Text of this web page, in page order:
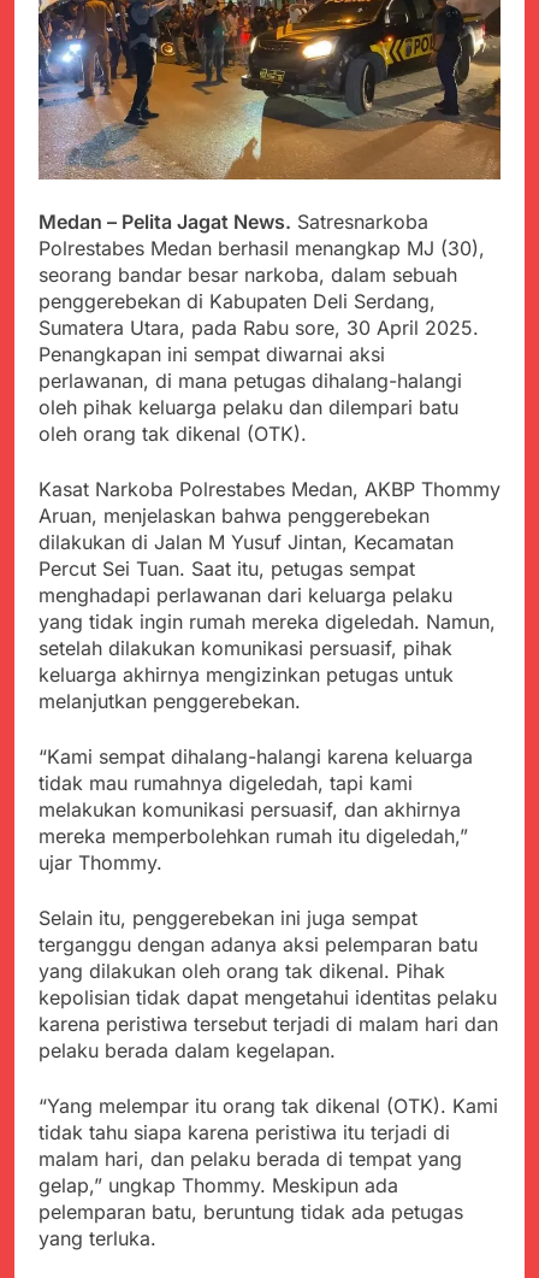
ADE SEBUT
PENYELENGGARAAN
SANGAT BAIK
Juli 22, 2024
Terungkap Dalang
Pemasok BHP Alkes ke
Puskesmas-
Puskesmas se-
kabupaten Sukabumi
selama 7 Tahun.
Juli 22, 2024
Warga Tersenyum
Bahagia Saat Satgas
Yonif 310/KK Bagikan
Diduga Kadinkes Kab.
Sukabumi terlibat
dalam pengadaan obat
akan kadaluarsa di
puskesmas.
Juli 22, 2024
Menkes diharap sidak
ke Dinkes dan keseluruh
Puskesmas di Kab.
Sukabumi terkait
Dugaan beredar nya
Obat obatan Kadaluarsa
Juli 21, 2024
Polres Sumenep
Ungkap Kasus
Pencabulan Terhadap
Anak
Juli 21, 2024
Puskesmas beli obat
akan Kadaluarsa,Ketua
Komisi 4 DPRD
Kabupaten Sukabumi
Angkat Bicara
Juli 21, 2024
Perindah Gereja,
Satgas Yonif 310/KK
Lakukan Pengecatan
Dan Pembenahan
Juli 21, 2024
Kadinkes kab. Sukabumi
Angkat Bicara Terkait
Dugaan pembelian obat
yang akan Kadaluarsa
oleh Puskesmas
Juli 21, 2024
Diduga Pembelian Obat
oleh Puskesmas di
akan Kadaluarsa.
Juli 20, 2024
Tunjukan
Perhatiannya, Satgas
Yonif 310/KK Berikan
Bantuan Duka Cita
Juli 20, 2024
Polda Jabar Beberkan
Elos
Juli 20, 2024
Kejaksaan Negeri Kab
Sukabumi didesak usut
Tuntas Dugaan
penyelewengan
Pengadaan Buku Simi
Juli 19, 2024
Diduga Kuat
Inspektorat Kab,
Sukabumi
Anggaran Thn 2023.
Juli 19, 2024
Sambut Tahun Ajaran
Baru, Satgas Yonif
310/KK Ajak Pelajar
Bersihkan Lingkungan
Sekolah
Juli 19, 2024
Selisih APBD Tahun
2023 Kab.Sukabumi
Sebesar Rp 31 Miliar
Juli 16, 2024
Medan – Pelita Jagat News. Satresnarkoba
Polrestabes Medan berhasil menangkap MJ (30),
seorang bandar besar narkoba, dalam sebuah
penggerebekan di Kabupaten Deli Serdang,
Sumatera Utara, pada Rabu sore, 30 April 2025.
Penangkapan ini sempat diwarnai aksi
perlawanan, di mana petugas dihalang-halangi
oleh pihak keluarga pelaku dan dilempari batu
oleh orang tak dikenal (OTK).
Kasat Narkoba Polrestabes Medan, AKBP Thommy
Aruan, menjelaskan bahwa penggerebekan
dilakukan di Jalan M Yusuf Jintan, Kecamatan
Percut Sei Tuan. Saat itu, petugas sempat
menghadapi perlawanan dari keluarga pelaku
yang tidak ingin rumah mereka digeledah. Namun,
setelah dilakukan komunikasi persuasif, pihak
keluarga akhirnya mengizinkan petugas untuk
melanjutkan penggerebekan.
“Kami sempat dihalang-halangi karena keluarga
tidak mau rumahnya digeledah, tapi kami
melakukan komunikasi persuasif, dan akhirnya
mereka memperbolehkan rumah itu digeledah,”
ujar Thommy.
Selain itu, penggerebekan ini juga sempat
terganggu dengan adanya aksi pelemparan batu
yang dilakukan oleh orang tak dikenal. Pihak
kepolisian tidak dapat mengetahui identitas pelaku
karena peristiwa tersebut terjadi di malam hari dan
pelaku berada dalam kegelapan.
“Yang melempar itu orang tak dikenal (OTK). Kami
tidak tahu siapa karena peristiwa itu terjadi di
malam hari, dan pelaku berada di tempat yang
gelap,” ungkap Thommy. Meskipun ada
pelemparan batu, beruntung tidak ada petugas
yang terluka.